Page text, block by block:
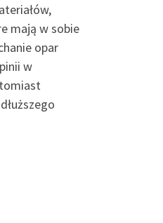
mają w sobie
opar
w